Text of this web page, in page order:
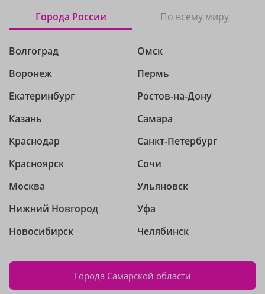
Города России По всему миру
Волгоград
Воронеж
Екатеринбург
Казань
Краснодар
Красноярск
Москва
Нижний Новгород
Новосибирск
Омск
Пермь
Ростов-на-Дону
Самара
Санкт-Петербург
Сочи
Ульяновск
Уфа
Челябинск
Города Самарской области